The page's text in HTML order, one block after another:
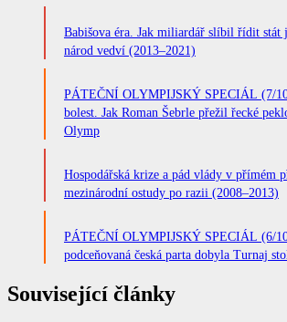
Babišova éra. Jak miliardář slíbil řídit
národ vedví (2013–2021)
PÁTEČNÍ OLYMPIJSKÝ SPECIÁL (7/
bolest. Jak Roman Šebrle přežil řecké
Olymp
Hospodářská krize a pád vlády v přímém
mezinárodní ostudy po razii (2008–2013)
PÁTEČNÍ OLYMPIJSKÝ SPECIÁL (6/
podceňovaná česká parta dobyla Turnaj
Související články